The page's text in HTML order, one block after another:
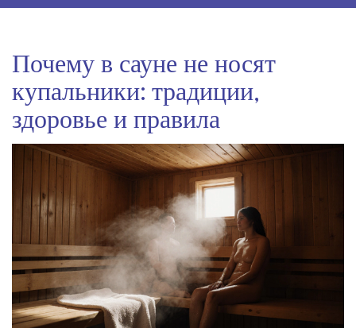
Почему в сауне не носят
купальники: традиции,
здоровье и правила